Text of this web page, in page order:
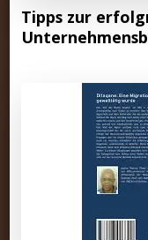
Tipps zur